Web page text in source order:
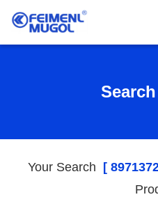
Your Search [